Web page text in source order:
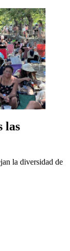
las
la diversidad de